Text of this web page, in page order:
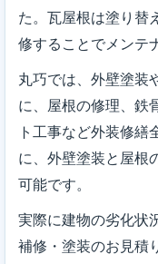
た。瓦屋根は塗り替
修することでメンテ
丸巧では、外壁塗装
に、屋根の修理、鉄
ト工事など外装修繕
に、外壁塗装と屋根
可能です。
実際に建物の劣化状
補修・塗装のお見積